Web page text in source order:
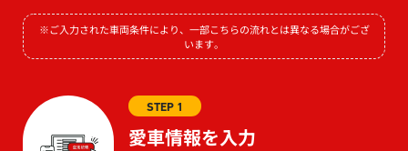
※ご入力された車両条件により、一部こちらの流れとは異なる場合がござ
います。
STEP 1
愛車情報を入力